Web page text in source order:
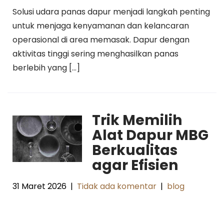
Solusi udara panas dapur menjadi langkah penting
untuk menjaga kenyamanan dan kelancaran
operasional di area memasak. Dapur dengan
aktivitas tinggi sering menghasilkan panas
berlebih yang […]
Trik Memilih
Alat Dapur MBG
Berkualitas
agar Efisien
31 Maret 2026 | Tidak ada komentar | blog